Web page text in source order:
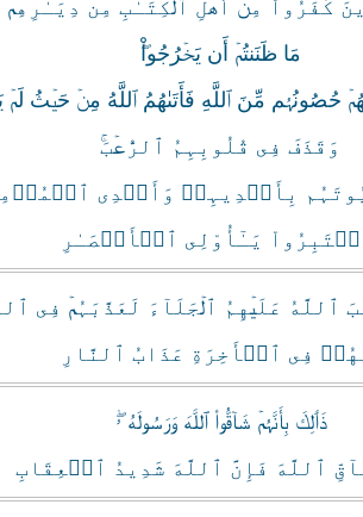
كَفَرُواْ مِنۡ أَهۡلِ ٱلۡكِتَـٰبِ مِن دِيَـٰرِهِمۡ
مَا ظَنَنتُمۡ أَن يَخۡرُجُواْ‌ۖ
حُصُونُہُم مِّنَ ٱللَّهِ فَأَتَٮٰهُمُ ٱللَّهُ مِنۡ حَيۡثُ لَمۡ
وَقَذَفَ فِى قُلُوبِہِمُ ٱلرُّعۡبَ‌ۚ
بِأَيۡدِيہِمۡ وَأَيۡدِى
يَـٰٓأُوْلِى ٱلۡأَبۡصَـٰرِ
ٱللَّهُ عَلَيۡهِمُ ٱلۡجَلَآءَ لَعَذَّبَہُمۡ فِى
فِى ٱلۡأَخِرَةِ عَذَابُ ٱلنَّارِ
ذَٲلِكَ بِأَنَّہُمۡ شَآقُّواْ ٱللَّهَ وَرَسُولَهُ ۥ‌ۖ
ٱللَّهَ فَإِنَّ ٱللَّهَ شَدِيدُ ٱلۡعِقَابِ